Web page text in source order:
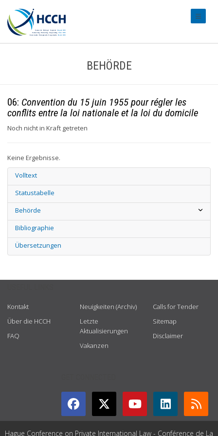
BEHÖRDE
06: Convention du 15 juin 1955 pour régler les
conflits entre la loi nationale et la loi du domicile
Noch nicht in Kraft getreten
Keine Ergebnisse.
Volltext
Statustabelle
Behörde
Bibliographie
Übersetzungen
Kontakt
Über die HCCH
FAQ
Neuigkeiten (Archiv)
Letzte
Aktualisierungen
Vakanzen
Calls for Tender
Sitemap
Disclaimer
Hague Conference on Private International Law - Conférence de La